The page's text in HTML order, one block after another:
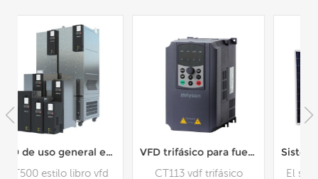
VFD trifásico para fuente de alimentación de frecuencia media y alta
CT113 vdf trifásico
Sistema de bomba solar de CA para riego agrícola
El sistema de bombeo